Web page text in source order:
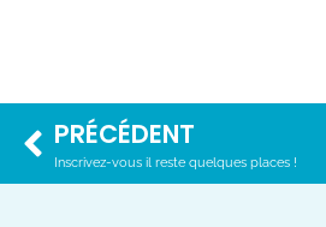
PRÉCÉDENT
Inscrivez-vous il reste quelques places !